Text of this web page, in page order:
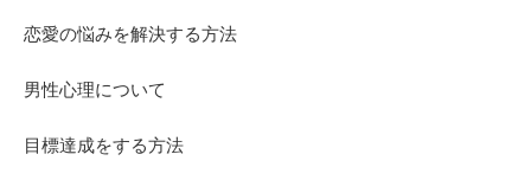
恋愛の悩みを解決する方法
男性心理について
目標達成をする方法